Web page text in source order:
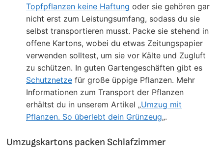
Topfpflanzen keine Haftung oder sie gehören gar
nicht erst zum Leistungsumfang, sodass du sie
selbst transportieren musst. Packe sie stehend in
offene Kartons, wobei du etwas Zeitungspapier
verwenden solltest, um sie vor Kälte und Zugluft
zu schützen. In guten Gartengeschäften gibt es
Schutznetze für große üppige Pflanzen. Mehr
Informationen zum Transport der Pflanzen
erhältst du in unserem Artikel „Umzug mit
Pflanzen. So überlebt dein Grünzeug„.
Umzugskartons packen Schlafzimmer